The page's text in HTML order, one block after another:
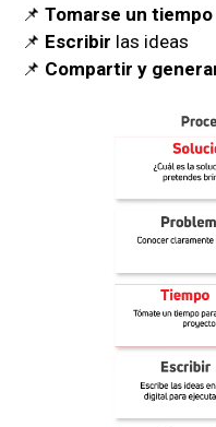
📌 Tomarse un
📌 Escribir las ideas
📌 Compartir y